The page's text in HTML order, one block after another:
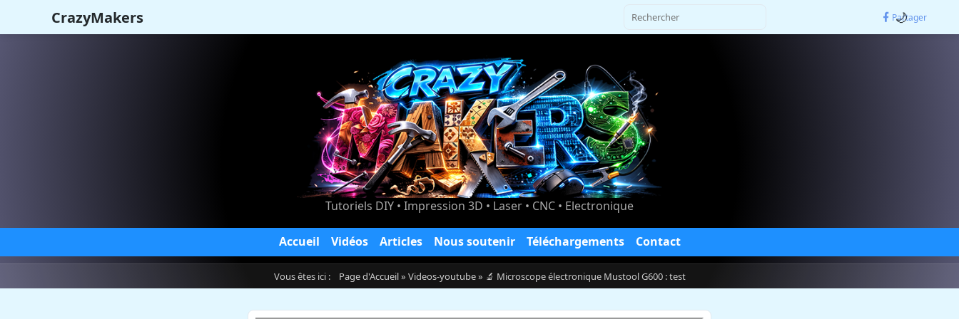
CrazyMakers Partager
🌙
Tutoriels DIY • Impression 3D • Laser • CNC • Electronique
Accueil Vidéos Articles Nous soutenir Téléchargements Contact
Vous êtes ici : Page d'Accueil» Videos-youtube» 🔬 Microscope électronique Mustool G600 : test